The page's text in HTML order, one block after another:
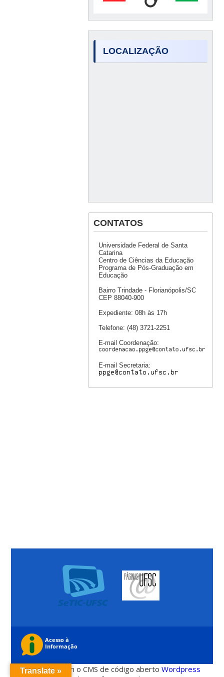
LOCALIZAÇÃO
CONTATOS
Universidade Federal de Santa
Catarina
Centro de Ciências da Educação
Programa de Pós-Graduação em
Educação
Bairro Trindade - Florianópolis/SC
CEP 88040-900
Expediente: 08h às 17h
Telefone: (48) 3721-2251
E-mail Coordenação:
E-mail Secretaria:
Desenvolvido com o CMS de código abertoWordpress
Translate »